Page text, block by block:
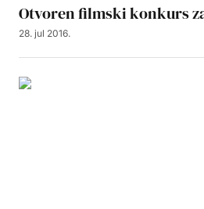
Otvoren filmski konkurs
28. jul 2016.